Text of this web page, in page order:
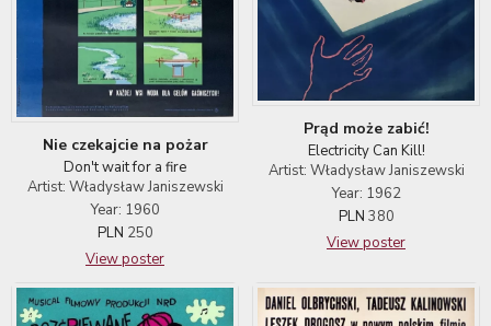
Nie czekajcie na pożar
Don't wait for a fire
Artist: Władysław Janiszewski
Year: 1960
PLN 250
View poster
Prąd może zabić!
Electricity Can Kill!
Artist: Władysław Janiszewski
Year: 1962
PLN 380
View poster